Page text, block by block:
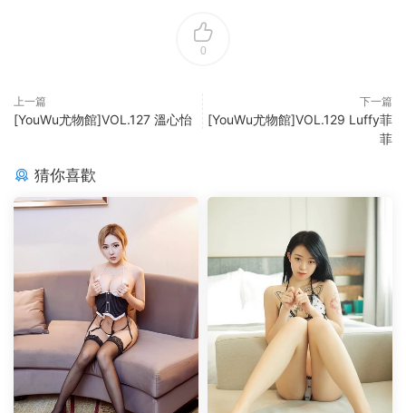
0
上一篇
[YouWu尤物館]VOL.127 溫心怡
下一篇
[YouWu尤物館]VOL.129 Luffy菲
菲
猜你喜歡